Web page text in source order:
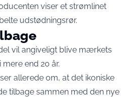
viser et strømlinet
udstødningsrør.
vil angiveligt blive mærkets
end 20 år.
allerede om, at det ikoniske
tilbage sammen med den nye